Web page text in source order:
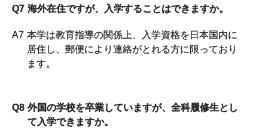
Q7 海外在住ですが、入学することはできますか。
A7 本学は教育指導の関係上、入学資格を日本国内に
居住し、郵便により連絡がとれる方に限っており
ます。
Q8 外国の学校を卒業していますが、全科履修生とし
て入学できますか。